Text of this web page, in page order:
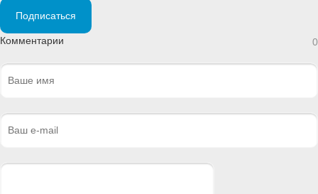
Подписаться
Комментарии 0